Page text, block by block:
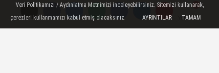
Yorumlar
TVF Kadınlar 1. Ligi’nde 8. hafta,
Yorumlar
Veri Politikamızı / Aydınlatma Metnimizi inceleyebilirsiniz. Sitemizi kullanarak,
çerezleri kullanmamızı kabul etmiş olacaksınız.
AYRINTILAR TAMAM